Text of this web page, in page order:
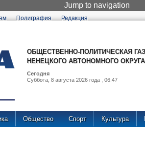
Jump to navigation
Полиграфия Редакция
ОБЩЕСТВЕННО-ПОЛИТИЧЕСКАЯ
НЕНЕЦКОГО АВТОНОМНОГО ОКРУГА
Сегодня
Суббота, 8 августа 2026 года , 06:47
Общество Спорт Культура